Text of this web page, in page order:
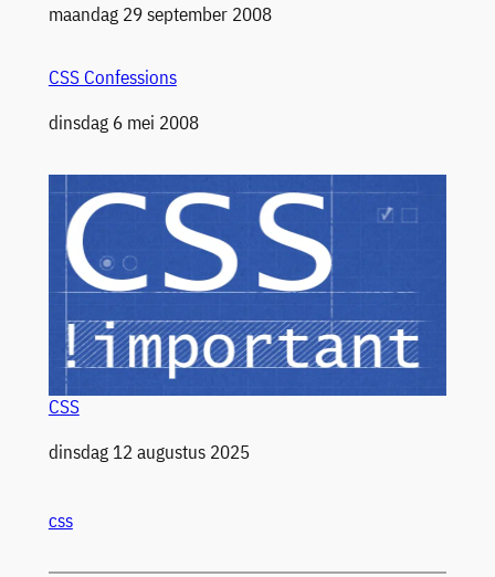
Datum
maandag 29 september 2008
CSS Confessions
Datum
dinsdag 6 mei 2008
CSS
Datum
dinsdag 12 augustus 2025
css